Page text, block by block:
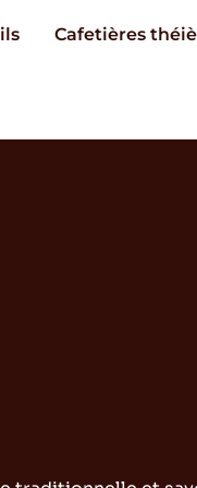
Cafetières